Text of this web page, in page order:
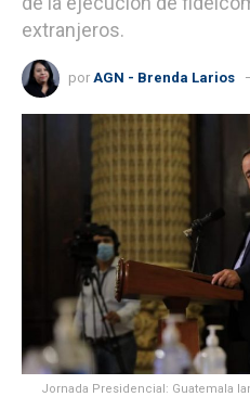
extranjeros.
por AGN - Brenda Larios
Jornada Presidencial: Guatemala